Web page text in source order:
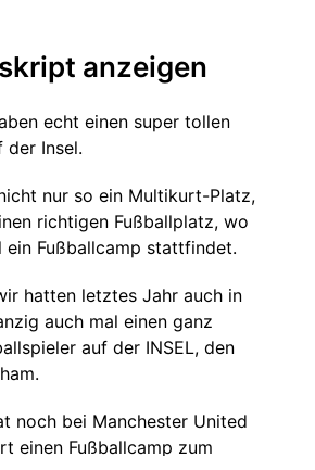
anzeigen
echt einen super tollen
der Insel.
nur so ein Multikurt-Platz,
richtigen Fußballplatz, wo
ein Fußballcamp stattfindet.
hatten letztes Jahr auch in
auch mal einen ganz
auf der INSEL, den
noch bei Manchester United
einen Fußballcamp zum